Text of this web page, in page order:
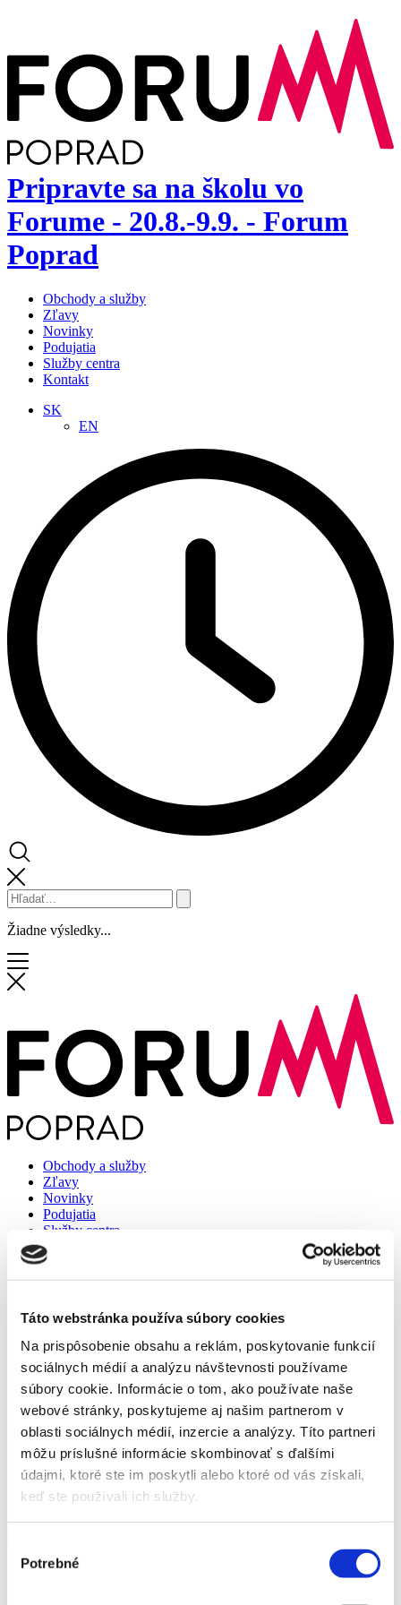
Táto webstránka používa súbory cookies
Na prispôsobenie obsahu a reklám, poskytovanie funkcií
sociálnych médií a analýzu návštevnosti používame
súbory cookie. Informácie o tom, ako používate naše
webové stránky, poskytujeme aj našim partnerom v
oblasti sociálnych médií, inzercie a analýzy. Títo partneri
môžu príslušné informácie skombinovať s ďalšími
údajmi, ktoré ste im poskytli alebo ktoré od vás získali,
keď ste používali ich služby.
súhlasu
Potrebné
Pripravte sa na školu vo
Forume - 20.8.-9.9. - Forum
Poprad
Obchody a služby
Zľavy
Novinky
Podujatia
Služby centra
Kontakt
SK
EN
Žiadne výsledky...
Obchody a služby
Zľavy
Novinky
Podujatia
Služby centra
Kontakt
Novinky
Pripravte sa na školu vo Forume - 20.8.-9.9.
Pripravte sa na školu vo Forume -
20.8.-9.9.
7. augusta 2018
Pripravte sa na školu vo Forume -
20.8.-9.9.
Ani sme sa nenazdali a naše deti sú u rok krajšie, vyššie a